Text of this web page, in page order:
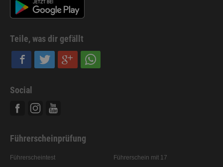
Teile, was dir gefällt
Social
Führerscheinprüfung
Führerscheintest Führerschein mit 17